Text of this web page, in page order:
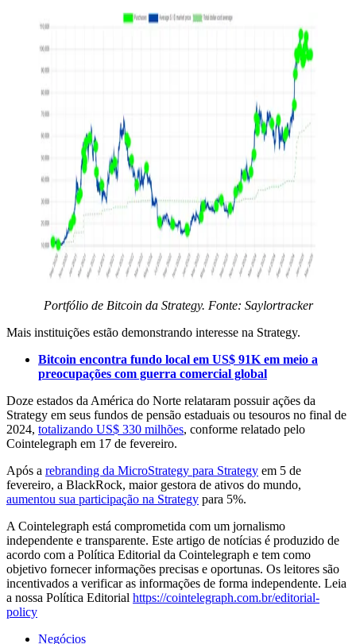
Portfólio de Bitcoin da Strategy. Fonte: Saylortracker
Mais instituições estão demonstrando interesse na Strategy.
Bitcoin encontra fundo local em US$ 91K em meio a
preocupações com guerra comercial global
Doze estados da América do Norte relataram possuir ações da
Strategy em seus fundos de pensão estaduais ou tesouros no final de
2024, totalizando US$ 330 milhões, conforme relatado pelo
Cointelegraph em 17 de fevereiro.
Após a rebranding da MicroStrategy para Strategy em 5 de
fevereiro, a BlackRock, maior gestora de ativos do mundo,
aumentou sua participação na Strategy para 5%.
A Cointelegraph está comprometida com um jornalismo
independente e transparente. Este artigo de notícias é produzido de
acordo com a Política Editorial da Cointelegraph e tem como
objetivo fornecer informações precisas e oportunas. Os leitores são
incentivados a verificar as informações de forma independente. Leia
a nossa Política Editorial https://cointelegraph.com.br/editorial-
policy
Negócios